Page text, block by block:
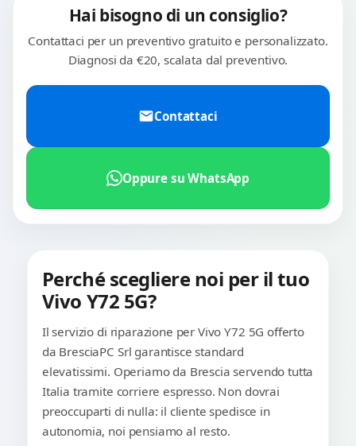
Hai bisogno di un consiglio?
Contattaci per un preventivo gratuito e personalizzato.
Diagnosi da €20, scalata dal preventivo.
Contattaci
Oppure su WhatsApp
Perché scegliere noi per il tuo
Vivo Y72 5G?
Il servizio di riparazione per Vivo Y72 5G offerto
da BresciaPC Srl garantisce standard
elevatissimi. Operiamo da Brescia servendo tutta
Italia tramite corriere espresso. Non dovrai
preoccuparti di nulla: il cliente spedisce in
autonomia, noi pensiamo al resto.